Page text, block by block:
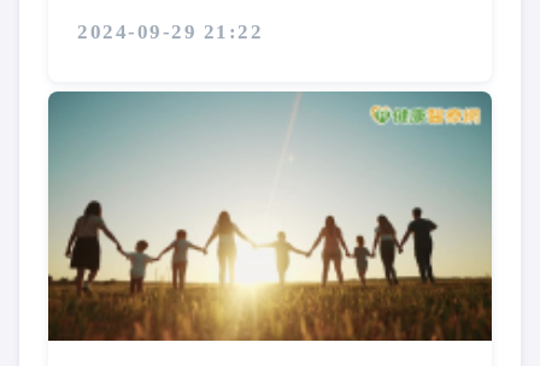
2024-09-29 21:22